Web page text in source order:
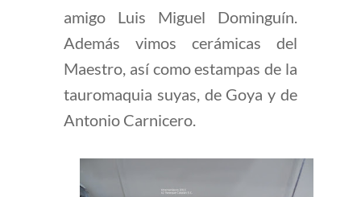
amigo Luis Miguel Dominguín.
Además vimos cerámicas del
Maestro, así como estampas de la
tauromaquia suyas, de Goya y de
Antonio Carnicero.